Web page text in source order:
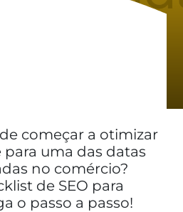
começar a otimizar
uma das datas
no comércio?
de SEO para
o passo a passo!